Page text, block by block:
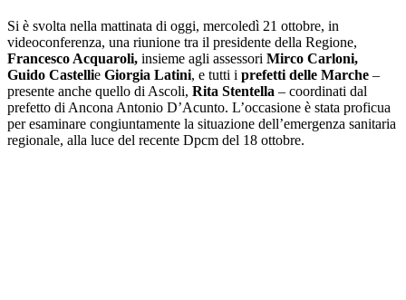
Si è svolta nella mattinata di oggi, mercoledì 21 ottobre, in
videoconferenza, una riunione tra il presidente della Regione,
Francesco Acquaroli, insieme agli assessori Mirco Carloni,
Guido Castellie Giorgia Latini, e tutti i prefetti delle Marche –
presente anche quello di Ascoli, Rita Stentella – coordinati dal
prefetto di Ancona Antonio D’Acunto. L’occasione è stata proficua
per esaminare congiuntamente la situazione dell’emergenza sanitaria
regionale, alla luce del recente Dpcm del 18 ottobre.